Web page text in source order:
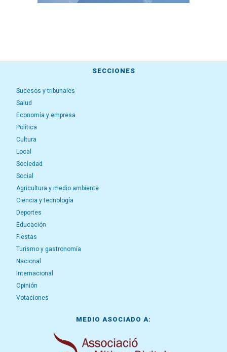
SECCIONES
Sucesos y tribunales
Salud
Economía y empresa
Política
Cultura
Local
Sociedad
Social
Agricultura y medio ambiente
Ciencia y tecnología
Deportes
Educación
Fiestas
Turismo y gastronomía
Nacional
Internacional
Opinión
Votaciones
MEDIO ASOCIADO A: